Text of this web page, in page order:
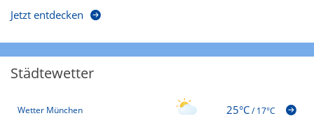
Jetzt entdecken
Städtewetter
Wetter München 25°C/17°C